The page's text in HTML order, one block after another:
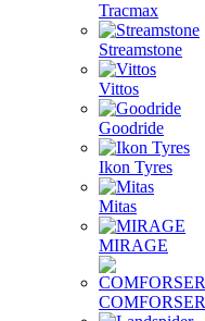
Tracmax
Streamstone
Vittos
Goodride
Ikon Tyres
Mitas
MIRAGE
COMFORSER